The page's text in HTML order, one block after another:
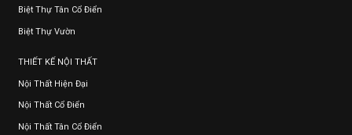
Biệt Thự Tân Cổ Điển
Biệt Thự Vườn
THIẾT KẾ NỘI THẤT
Nội Thất Hiện Đại
Nội Thất Cổ Điển
Nội Thất Tân Cổ Điển